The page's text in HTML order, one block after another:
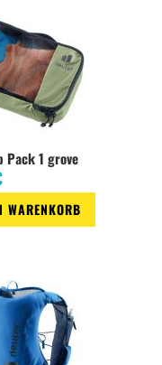
im Lieferumfang
Pack 1 grove
WARENKORB